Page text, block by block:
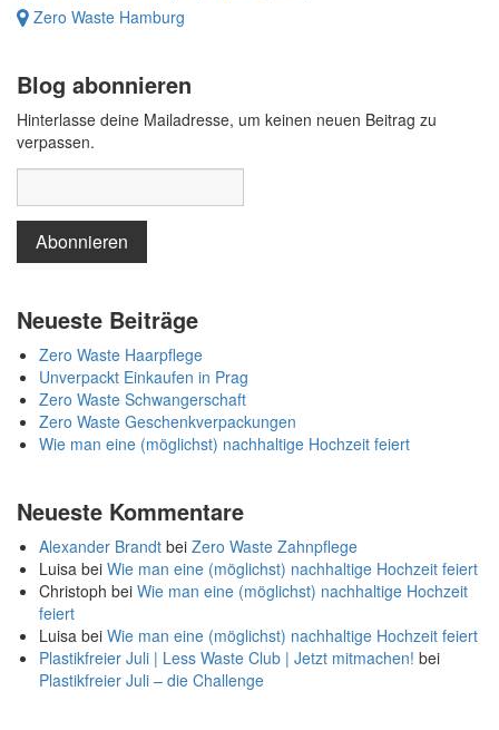
Zero Waste Hamburg
Blog abonnieren
Hinterlasse deine Mailadresse, um keinen neuen Beitrag zu
verpassen.
Neueste Beiträge
Zero Waste Haarpflege
Unverpackt Einkaufen in Prag
Zero Waste Schwangerschaft
Zero Waste Geschenkverpackungen
Wie man eine (möglichst) nachhaltige Hochzeit feiert
Neueste Kommentare
Alexander Brandt bei Zero Waste Zahnpflege
Luisa bei Wie man eine (möglichst) nachhaltige Hochzeit feiert
Christoph bei Wie man eine (möglichst) nachhaltige Hochzeit
feiert
Luisa bei Wie man eine (möglichst) nachhaltige Hochzeit feiert
Plastikfreier Juli | Less Waste Club | Jetzt mitmachen! bei
Plastikfreier Juli – die Challenge